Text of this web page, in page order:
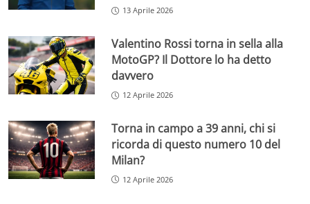
13 Aprile 2026
Valentino Rossi torna in sella alla
MotoGP? Il Dottore lo ha detto
davvero
12 Aprile 2026
Torna in campo a 39 anni, chi si
ricorda di questo numero 10 del
Milan?
12 Aprile 2026